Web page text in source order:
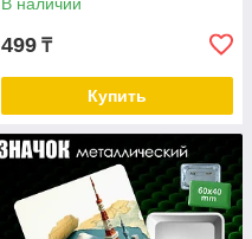
В наличии
499 ₸
Купить